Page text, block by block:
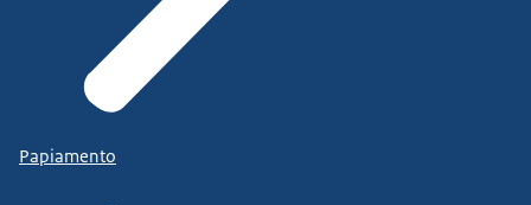
Papiamento